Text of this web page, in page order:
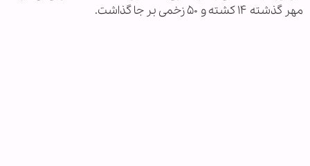
مهر گذشته ۱۴ کشته و ۵۰ زخمی بر جا گذاشت.